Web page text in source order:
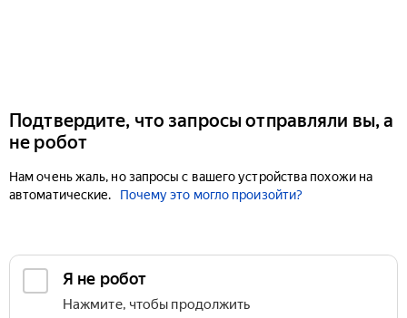
Подтвердите, что запросы отправляли вы, а
не робот
Нам очень жаль, но запросы с вашего устройства похожи на
автоматические.
Почему это могло произойти?